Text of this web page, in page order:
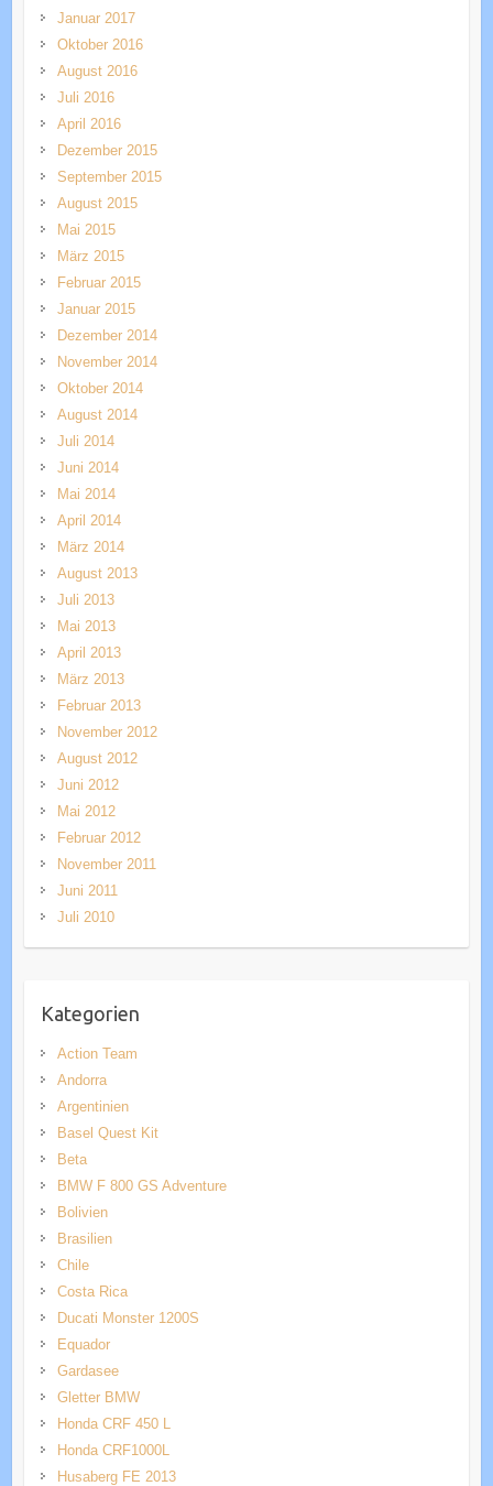
Januar 2017
Oktober 2016
August 2016
Juli 2016
April 2016
Dezember 2015
September 2015
August 2015
Mai 2015
März 2015
Februar 2015
Januar 2015
Dezember 2014
November 2014
Oktober 2014
August 2014
Juli 2014
Juni 2014
Mai 2014
April 2014
März 2014
August 2013
Juli 2013
Mai 2013
April 2013
März 2013
Februar 2013
November 2012
August 2012
Juni 2012
Mai 2012
Februar 2012
November 2011
Juni 2011
Juli 2010
Kategorien
Action Team
Andorra
Argentinien
Basel Quest Kit
Beta
BMW F 800 GS Adventure
Bolivien
Brasilien
Chile
Costa Rica
Ducati Monster 1200S
Equador
Gardasee
Gletter BMW
Honda CRF 450 L
Honda CRF1000L
Husaberg FE 2013